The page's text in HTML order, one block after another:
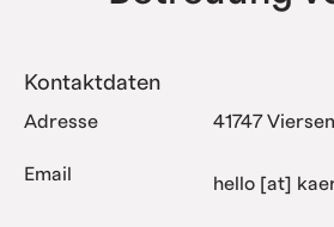
Kontaktdaten
Adresse 41747 Viersen
Email hello [at]